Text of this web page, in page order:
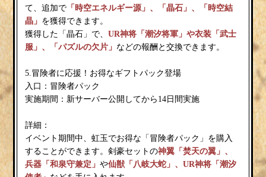
て、追加で 「時空エネルギー源」、「晶石」、「時空結
晶」 を獲得できます。
獲得した「晶石」で、UR神将「潮汐将軍」や衣装「武士
服」、「パズルの欠片」 などの報酬と交換できます。
5.冒険者に応援！お得なギフトパック登場
入口：冒険者パック
実施期間：新サーバー公開してから14日間実施
詳細：
イベント期間中、虹玉でお得な「冒険者パック」を購入
することができます。剣豪セットの神翼「焚天の翼 」、
兵器「和泉守兼定」や仙獣「八岐大蛇」、UR神将「潮汐